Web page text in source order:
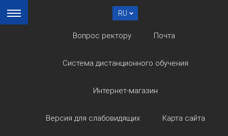
RU
Вопрос ректору Почта
Система дистанционного обучения
Интернет-магазин
Версия для слабовидящих Карта сайта